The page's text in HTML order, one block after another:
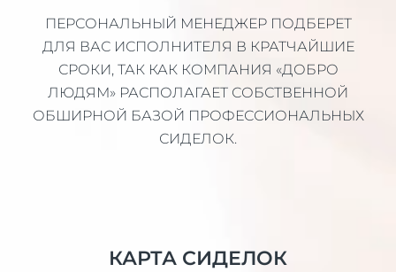
ПЕРСОНАЛЬНЫЙ МЕНЕДЖЕР ПОДБЕРЕТ
ДЛЯ ВАС ИСПОЛНИТЕЛЯ В КРАТЧАЙШИЕ
СРОКИ, ТАК КАК КОМПАНИЯ «ДОБРО
ЛЮДЯМ» РАСПОЛАГАЕТ СОБСТВЕННОЙ
ОБШИРНОЙ БАЗОЙ ПРОФЕССИОНАЛЬНЫХ
СИДЕЛОК.
КАРТА СИДЕЛОК